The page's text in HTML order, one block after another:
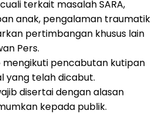
terkait masalah SARA,
anak, pengalaman traumatik
pertimbangan khusus lain
Pers.
mengikuti pencabutan kutipan
yang telah dicabut.
disertai dengan alasan
kepada publik.